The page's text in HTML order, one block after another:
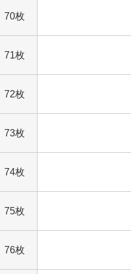
70枚
71枚
72枚
73枚
74枚
75枚
76枚